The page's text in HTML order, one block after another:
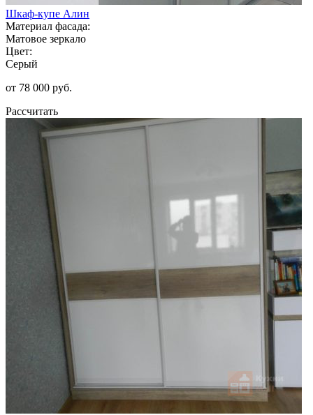
Шкаф-купе Алин
Материал фасада:
Матовое зеркало
Цвет:
Серый
от 78 000 руб.
Рассчитать